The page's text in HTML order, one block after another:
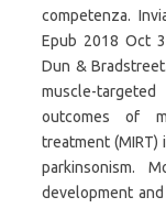
competenza.
Epub 2018 Oct
Dun &
muscle-
outcomes of
treatment (MIRT)
parkinsonism.
development